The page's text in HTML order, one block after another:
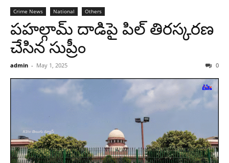
Crime News National Others
పహల్గామ్ దాడిపై పిల్ తిరస్కరణ
చేసిన సుప్రీం
admin - May 1, 2025 0